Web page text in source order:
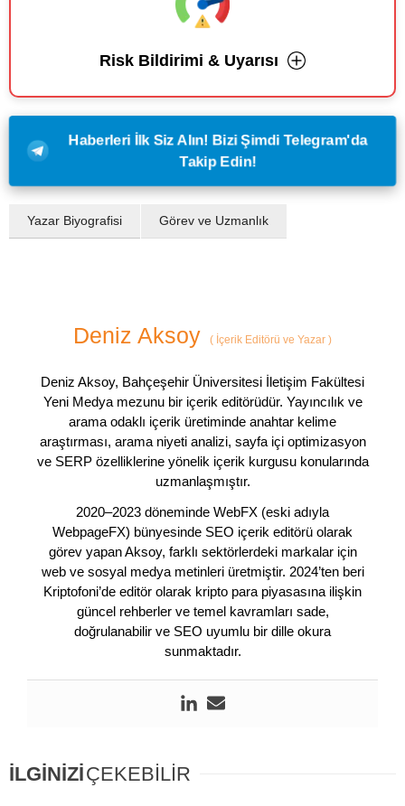
Risk Bildirimi & Uyarısı
Haberleri İlk Siz Alın! Bizi Şimdi Telegram'da
Takip Edin!
Yazar Biyografisi Görev ve Uzmanlık
Deniz Aksoy ( İçerik Editörü ve Yazar )
Deniz Aksoy, Bahçeşehir Üniversitesi İletişim Fakültesi
Yeni Medya mezunu bir içerik editörüdür. Yayıncılık ve
arama odaklı içerik üretiminde anahtar kelime
araştırması, arama niyeti analizi, sayfa içi optimizasyon
ve SERP özelliklerine yönelik içerik kurgusu konularında
uzmanlaşmıştır.
2020–2023 döneminde WebFX (eski adıyla
WebpageFX) bünyesinde SEO içerik editörü olarak
görev yapan Aksoy, farklı sektörlerdeki markalar için
web ve sosyal medya metinleri üretmiştir. 2024’ten beri
Kriptofoni’de editör olarak kripto para piyasasına ilişkin
güncel rehberler ve temel kavramları sade,
doğrulanabilir ve SEO uyumlu bir dille okura
sunmaktadır.
İLGİNİZİÇEKEBİLİR